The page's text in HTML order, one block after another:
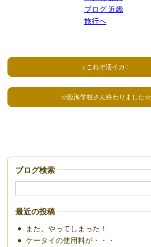
これぞ活イカ！
☆臨海学校さん終わりました☆
ブログ検索
最近の投稿
また、やってしまった！
ケータイの使用料が・・・